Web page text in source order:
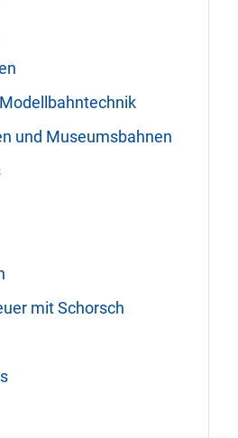
und Museumsbahnen
mit Schorsch